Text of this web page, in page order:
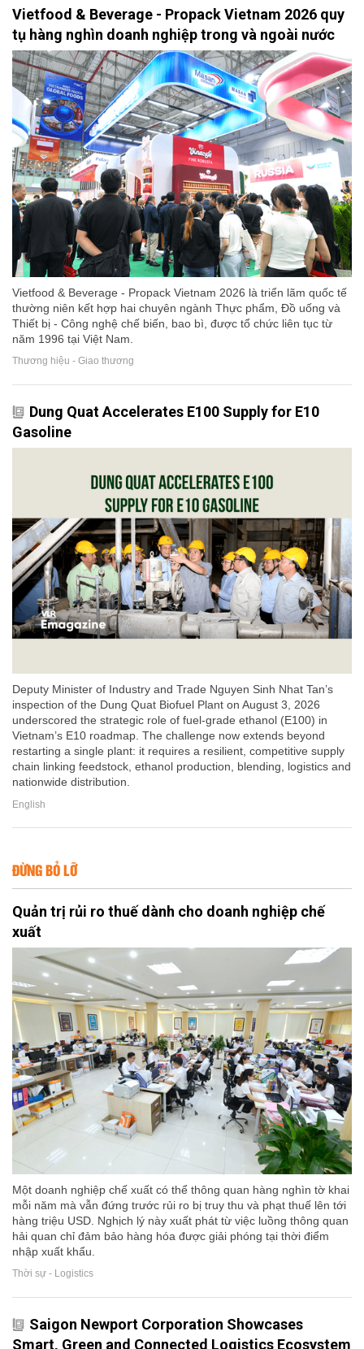
Vietfood & Beverage - Propack Vietnam 2026 quy
tụ hàng nghìn doanh nghiệp trong và ngoài nước
Vietfood & Beverage - Propack Vietnam 2026 là triển lãm quốc tế
thường niên kết hợp hai chuyên ngành Thực phẩm, Đồ uống và
Thiết bị - Công nghệ chế biến, bao bì, được tổ chức liên tục từ
năm 1996 tại Việt Nam.
Thương hiệu - Giao thương
Dung Quat Accelerates E100 Supply for E10
Gasoline
Deputy Minister of Industry and Trade Nguyen Sinh Nhat Tan’s
inspection of the Dung Quat Biofuel Plant on August 3, 2026
underscored the strategic role of fuel-grade ethanol (E100) in
Vietnam’s E10 roadmap. The challenge now extends beyond
restarting a single plant: it requires a resilient, competitive supply
chain linking feedstock, ethanol production, blending, logistics and
nationwide distribution.
English
ĐỪNG BỎ LỠ
Quản trị rủi ro thuế dành cho doanh nghiệp chế
xuất
Một doanh nghiệp chế xuất có thể thông quan hàng nghìn tờ khai
mỗi năm mà vẫn đứng trước rủi ro bị truy thu và phạt thuế lên tới
hàng triệu USD. Nghịch lý này xuất phát từ việc luồng thông quan
hải quan chỉ đảm bảo hàng hóa được giải phóng tại thời điểm
nhập xuất khẩu.
Thời sự - Logistics
Saigon Newport Corporation Showcases
Smart, Green and Connected Logistics Ecosystem